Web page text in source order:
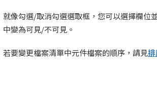
就像勾選/取消勾選選取框，您可以選擇欄位
中變為可見/不可見。
若要變更檔案清單中元件檔案的順序，請見